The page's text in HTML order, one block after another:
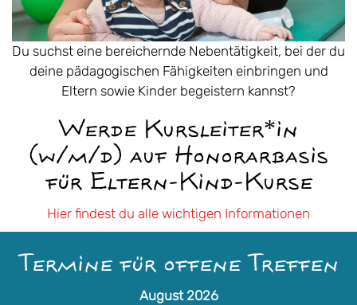
Du suchst eine bereichernde Nebentätigkeit, bei der du
deine pädagogischen Fähigkeiten einbringen und
Eltern sowie Kinder begeistern kannst?
Werde Kursleiter*in
(w/m/d) auf Honorarbasis
für Eltern-Kind-Kurse
Hier findest du alle wichtigen Informationen
Termine für offene Treffen
August 2026